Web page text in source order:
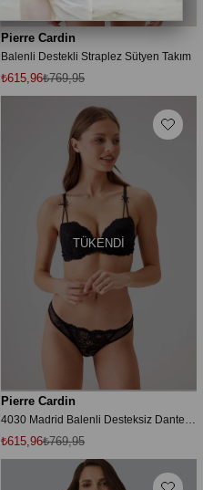
Pierre Cardin
Balenli Destekli Straplez Sütyen Takım
₺615,96₺769,95
TÜKENDI
Pierre Cardin
4030 Madrid Balenli Desteksiz Dantelli Fantezi Sütyen Takımı
₺615,96₺769,95